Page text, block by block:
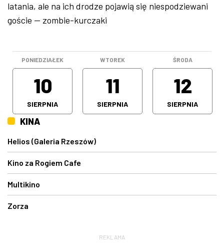
latania, ale na ich drodze pojawią się niespodziewani
goście — zombie-kurczaki
PONIEDZIAŁEK
10
SIERPNIA
WTOREK
11
SIERPNIA
ŚRODA
12
SIERPNIA
KINA
Helios (Galeria Rzeszów)
Kino za Rogiem Cafe
Multikino
Zorza
REKLAMA